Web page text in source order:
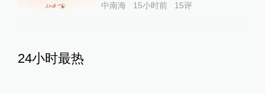
中南海 15小时前 15评
24小时最热